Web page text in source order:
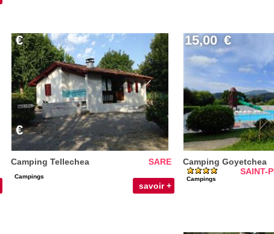
€
Camping Tellechea SARE
Campings
savoir +
15,00 €
Camping Goyetchea
SAINT-
Campings
€